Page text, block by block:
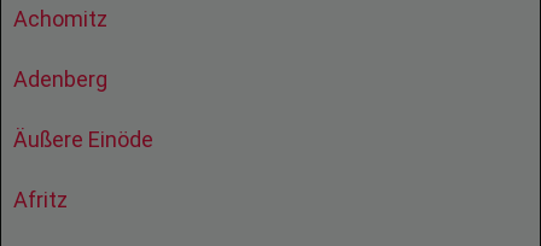
Achomitz
Adenberg
Äußere Einöde
Afritz